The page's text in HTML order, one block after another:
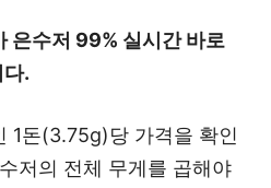
은수저 99% 실시간 바로
.
1돈(3.75g)당 가격을 확인
저의 전체 무게를 곱해야